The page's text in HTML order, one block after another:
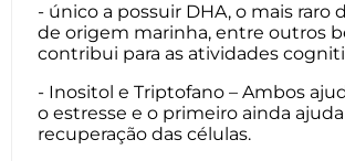
- único a possuir DHA, o mais raro
de origem marinha, entre outros
contribui para as atividades
- Inositol e Triptofano – Ambos
o estresse e o primeiro ainda
recuperação das células.